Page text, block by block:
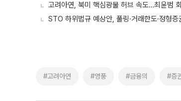
고려아연, 북미 핵심광물 허브 속도…최윤범
STO 하위법규 예상안, 풀링·거래한도·정형증
#고려아연 #영풍 #금융의 #증